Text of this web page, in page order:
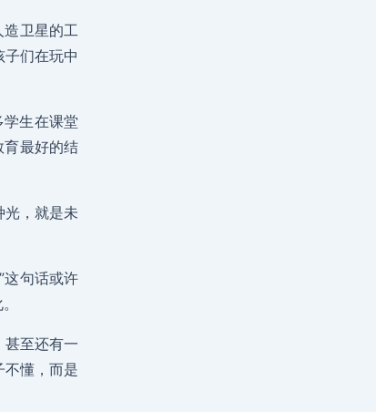
卫星的工
们在玩中
学生在课堂
育最好的结
，就是未
这句话或许
甚至还有一
懂，而是